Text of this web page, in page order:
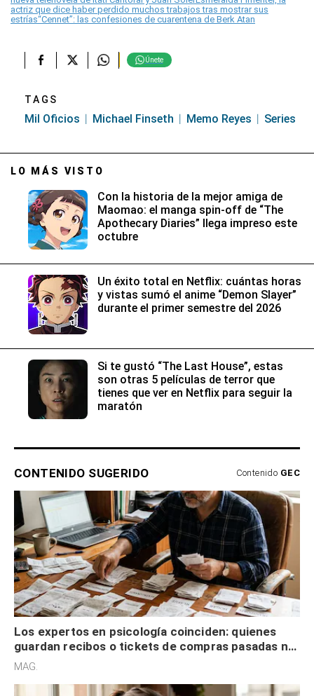
actriz que dice haber perdido muchos trabajos tras mostrar sus
estrías“Cennet”: las confesiones de cuarentena de Berk Atan
Únete
TAGS
Mil Oficios Michael Finseth Memo Reyes Series
LO MÁS VISTO
Con la historia de la mejor amiga de
Maomao: el manga spin-off de “The
Apothecary Diaries” llega impreso este
octubre
Un éxito total en Netflix: cuántas horas
y vistas sumó el anime “Demon Slayer”
durante el primer semestre del 2026
Si te gustó “The Last House”, estas
son otras 5 películas de terror que
tienes que ver en Netflix para seguir la
maratón
CONTENIDO SUGERIDO Contenido GEC
Los expertos en psicología coinciden: quienes
guardan recibos o tickets de compras pasadas no
son acumuladores, sino que tienen necesidad de
MAG.